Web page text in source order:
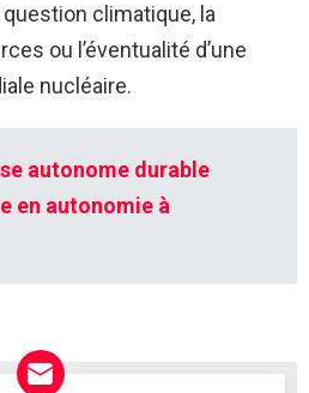
climatique, la
ou l’éventualité d’une
nucléaire.
autonome durable
en autonomie à